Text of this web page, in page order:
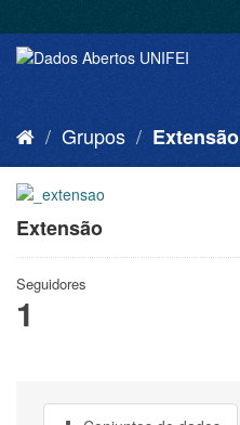
Grupos Extensão
Extensão
Seguidores
1